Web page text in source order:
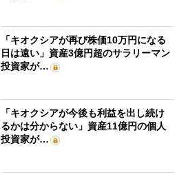
「キオクシアが再び株価10万円になる
日は遠い」資産3億円超のサラリーマン
投資家が…
「キオクシアが今後も利益を出し続け
るかは分からない」資産11億円の個人
投資家が…